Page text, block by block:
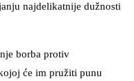
najdelikatnije dužnosti
borba protiv
će im pružiti punu